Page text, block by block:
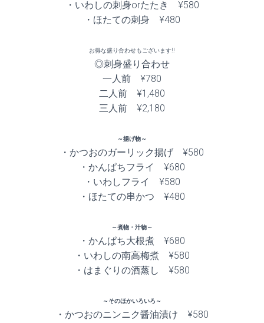
・いわしの刺身orたたき ¥580
・ほたての刺身 ¥480
お得な盛り合わせもございます!!
◎刺身盛り合わせ
一人前 ¥780
二人前 ¥1,480
三人前 ¥2,180
～揚げ物～
・かつおのガーリック揚げ ¥580
・かんぱちフライ ¥680
・いわしフライ ¥580
・ほたての串かつ ¥480
～煮物・汁物～
・かんぱち大根煮 ¥680
・いわしの南高梅煮 ¥580
・はまぐりの酒蒸し ¥580
～そのほかいろいろ～
・かつおのニンニク醤油漬け ¥580